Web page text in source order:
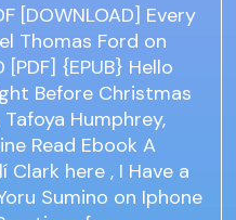
[DOWNLOAD] Every
Thomas Ford on
[PDF] {EPUB} Hello
Before Christmas
Humphrey,
Read Ebook A
Clark here , I Have a
Sumino on Iphone